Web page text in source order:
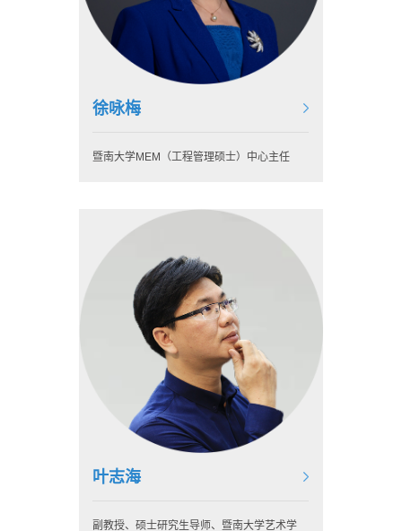
徐咏梅
暨南大学MEM（工程管理硕士）中心主任
叶志海
副教授、硕士研究生导师、暨南大学艺术学